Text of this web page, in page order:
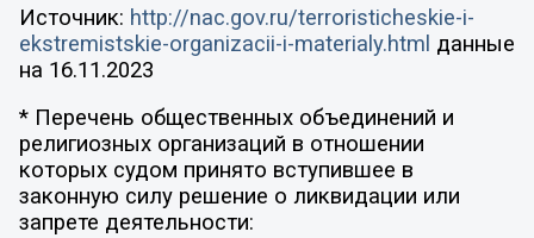
Источник: http://nac.gov.ru/terroristicheskie-i-
ekstremistskie-organizacii-i-materialy.html данные
на 16.11.2023
* Перечень общественных объединений и
религиозных организаций в отношении
которых судом принято вступившее в
законную силу решение о ликвидации или
запрете деятельности: